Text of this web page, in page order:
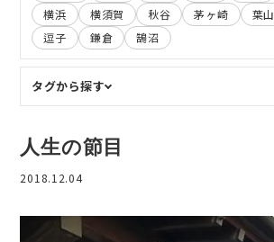
横浜
横須賀 秋谷 茅ヶ崎 葉山
逗子
鎌倉 鵠沼
タグから探す
人生の節目
2018.12.04